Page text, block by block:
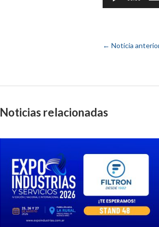
←Noticia
Noticias relacionadas